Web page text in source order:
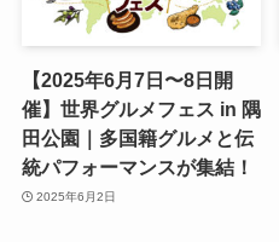
【2025年6月7日〜8日開
催】世界グルメフェス in 隅
田公園｜多国籍グルメと伝
統パフォーマンスが集結！
2025年6月2日